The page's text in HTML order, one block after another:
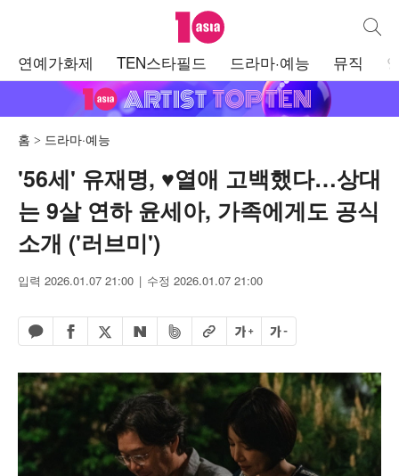
텐아시아 통합
연예가화제 TEN스타필드 드라마·예능 뮤직
홈 드라마·예능
'56세' 유재명, ♥열애 고백했다…상대
는 9살 연하 윤세아, 가족에게도 공식
소개 ('러브미')
입력 2026.01.07 21:00 수정 2026.01.07 21:00
카카오톡 공유하기
페이스북 공유하기
엑스 공유하기
네이버 공유하기
밴드 공유하기
URL복사글자 크게글자 작게